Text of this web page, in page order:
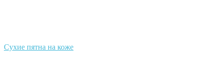
Сухие пятна на коже